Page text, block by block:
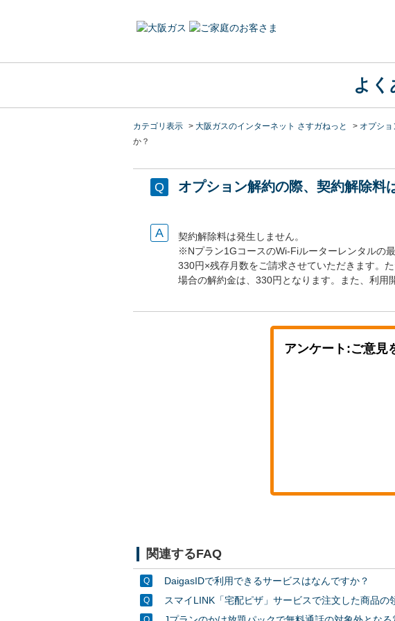
よく
カテゴリ表示 > 大阪ガスのインターネット さすガねっと > オプシ
か？
オプション解約の際、契約解除料
契約解除料は発生しません。
※Nプラン1GコースのWi-Fiルーターレンタルの
330円×残存月数をご請求させていただきます。
場合の解約金は、330円となります。また、利用
アンケート:ご意見
関連するFAQ
DaigasIDで利用できるサービスはなんですか？
スマイLINK「宅配ピザ」サービスで注文した商品の